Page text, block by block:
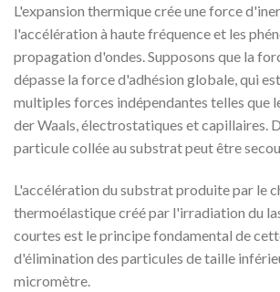
L'expansion thermique crée une force
l'accélération à haute fréquence et les
propagation d'ondes. Supposons que la
dépasse la force d'adhésion globale, qui
multiples forces indépendantes telles que
der Waals, électrostatiques et capillaires.
particule collée au substrat peut être
L'accélération du substrat produite par le
thermoélastique créé par l'irradiation du
courtes est le principe fondamental de
d'élimination des particules de taille
micromètre.